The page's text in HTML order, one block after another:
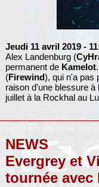
Jeudi 11 avril 2019 -
Alex Landenburg (
permanent de Kamelot
(Firewind), qui n'a pas
raison d'une blessure
juillet à la Rockhal au
NEWS
Evergrey et
tournée avec